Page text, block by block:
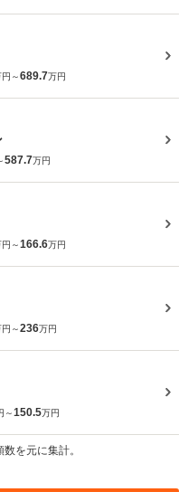
～689.7万円
587.7万円
～166.6万円
～236万円
～150.5万円
を元に集計。